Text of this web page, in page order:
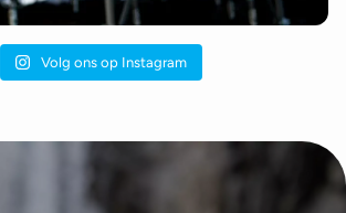
Volg ons op Instagram